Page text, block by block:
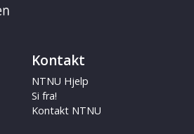
Kontakt
NTNU Hjelp
Si fra!
Kontakt NTNU